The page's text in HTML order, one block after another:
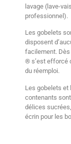
lavage (lave-
professionnel).
Les gobelets
disposent
facilement. Dès
® s’est efforcé
du réemploi.
Les gobelets et
contenants
délices
écrin pour les